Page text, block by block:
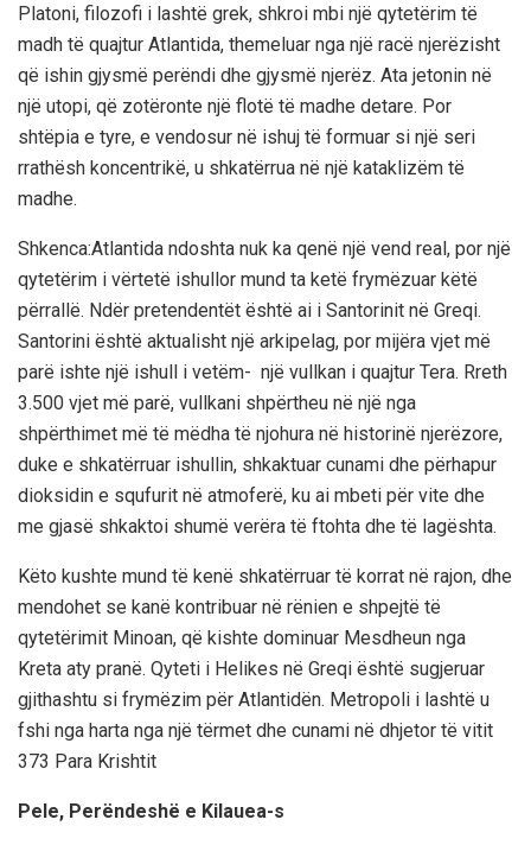
Platoni, filozofi i lashtë grek, shkroi mbi një qytetërim të
madh të quajtur Atlantida, themeluar nga një racë njerëzisht
që ishin gjysmë perëndi dhe gjysmë njerëz. Ata jetonin në
një utopi, që zotëronte një flotë të madhe detare. Por
shtëpia e tyre, e vendosur në ishuj të formuar si një seri
rrathësh koncentrikë, u shkatërrua në një kataklizëm të
madhe.
Shkenca:Atlantida ndoshta nuk ka qenë një vend real, por një
qytetërim i vërtetë ishullor mund ta ketë frymëzuar këtë
përrallë. Ndër pretendentët është ai i Santorinit në Greqi.
Santorini është aktualisht një arkipelag, por mijëra vjet më
parë ishte një ishull i vetëm- një vullkan i quajtur Tera. Rreth
3.500 vjet më parë, vullkani shpërtheu në një nga
shpërthimet më të mëdha të njohura në historinë njerëzore,
duke e shkatërruar ishullin, shkaktuar cunami dhe përhapur
dioksidin e squfurit në atmoferë, ku ai mbeti për vite dhe
me gjasë shkaktoi shumë verëra të ftohta dhe të lagështa.
Këto kushte mund të kenë shkatërruar të korrat në rajon, dhe
mendohet se kanë kontribuar në rënien e shpejtë të
qytetërimit Minoan, që kishte dominuar Mesdheun nga
Kreta aty pranë. Qyteti i Helikes në Greqi është sugjeruar
gjithashtu si frymëzim për Atlantidën. Metropoli i lashtë u
fshi nga harta nga një tërmet dhe cunami në dhjetor të vitit
373 Para Krishtit
Pele, Perëndeshë e Kilauea-s